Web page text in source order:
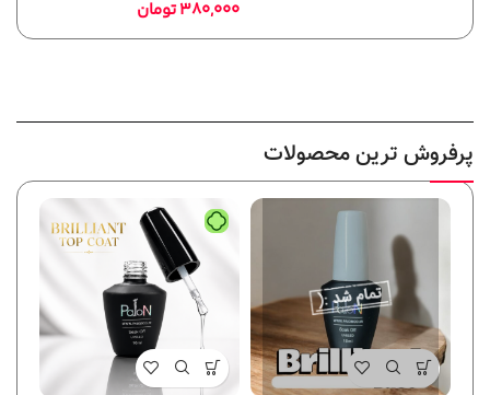
380,000تومان
پرفروش ترین محصولات